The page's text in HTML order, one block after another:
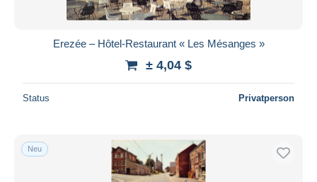
Erezée – Hôtel-Restaurant « Les Mésanges »
± 4,04 $
Status Privatperson
Neu